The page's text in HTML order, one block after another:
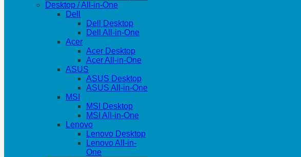
Desktop / All-in-One
Dell
Dell Desktop
Dell All-in-One
Acer
Acer Desktop
Acer All-in-One
ASUS
ASUS Desktop
ASUS All-in-One
MSI
MSI Desktop
MSI All-in-One
Lenovo
Lenovo Desktop
Lenovo All-in-
One